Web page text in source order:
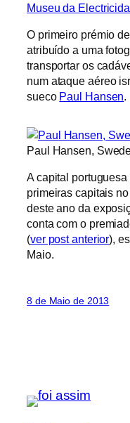
Museu da
O primeiro prémio
atribuído a uma
transportar os
num ataque aéreo
sueco Paul Hansen.
Paul Hansen,
A capital
primeiras capitais
deste ano da
conta com o
(ver post anterior),
Maio.
8 de Maio de 2013